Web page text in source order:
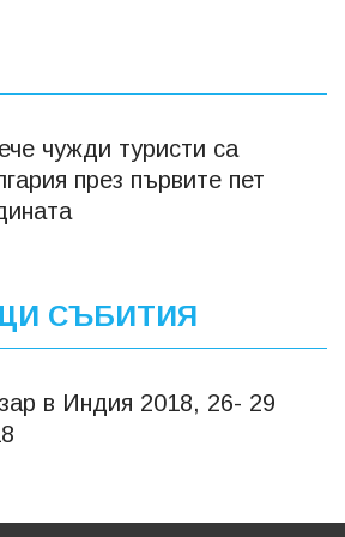
чужди туристи са
през първите пет
СЪБИТИЯ
в Индия 2018, 26- 29